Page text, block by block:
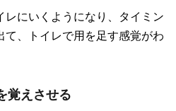
レにいくようになり、タイミン
て、トイレで用を足す感覚がわ
覚えさせる